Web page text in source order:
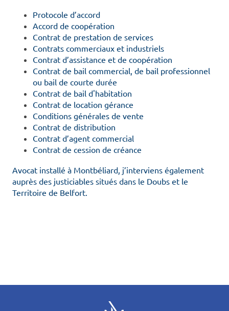
Protocole d’accord
Accord de coopération
Contrat de prestation de services
Contrats commerciaux et industriels
Contrat d’assistance et de coopération
Contrat de bail commercial, de bail professionnel
ou bail de courte durée
Contrat de bail d'habitation
Contrat de location gérance
Conditions générales de vente
Contrat de distribution
Contrat d’agent commercial
Contrat de cession de créance
Avocat installé à Montbéliard, j’interviens également
auprès des justiciables situés dans le Doubs et le
Territoire de Belfort.